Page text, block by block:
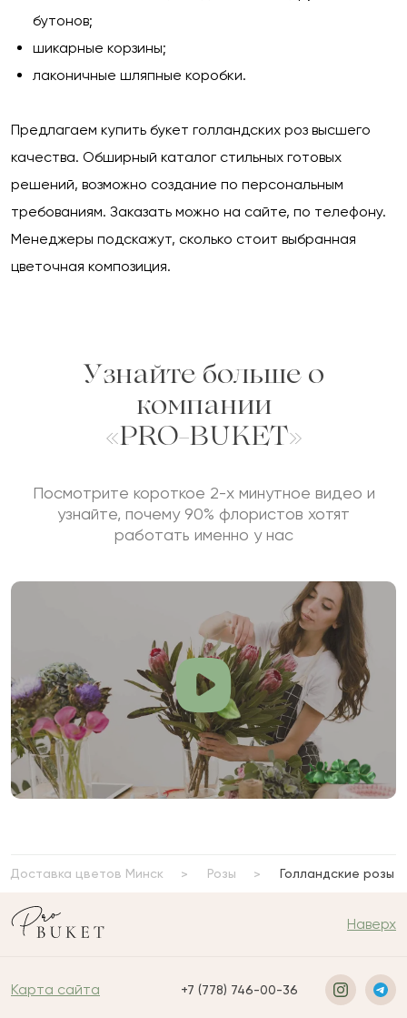
бутонов;
шикарные корзины;
лаконичные шляпные коробки.
Предлагаем купить букет голландских роз высшего
качества. Обширный каталог стильных готовых
решений, возможно создание по персональным
требованиям. Заказать можно на сайте, по телефону.
Менеджеры подскажут, сколько стоит выбранная
цветочная композиция.
Узнайте больше о
компании
«PRO-BUKET»
Посмотрите короткое 2-х минутное видео и
узнайте, почему 90% флористов хотят
работать именно у нас
Доставка цветов Минск Розы Голландские розы
Наверх
Карта сайта +7 (778) 746-00-36